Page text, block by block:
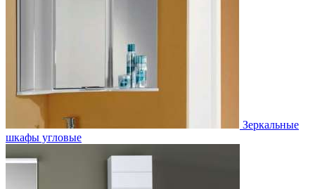
Зеркальные
шкафы угловые